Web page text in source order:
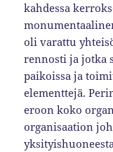
kahdessa
oli varattu
rennosti ja jotka
paikoissa ja
elementtejä.
eroon koko
organisaation